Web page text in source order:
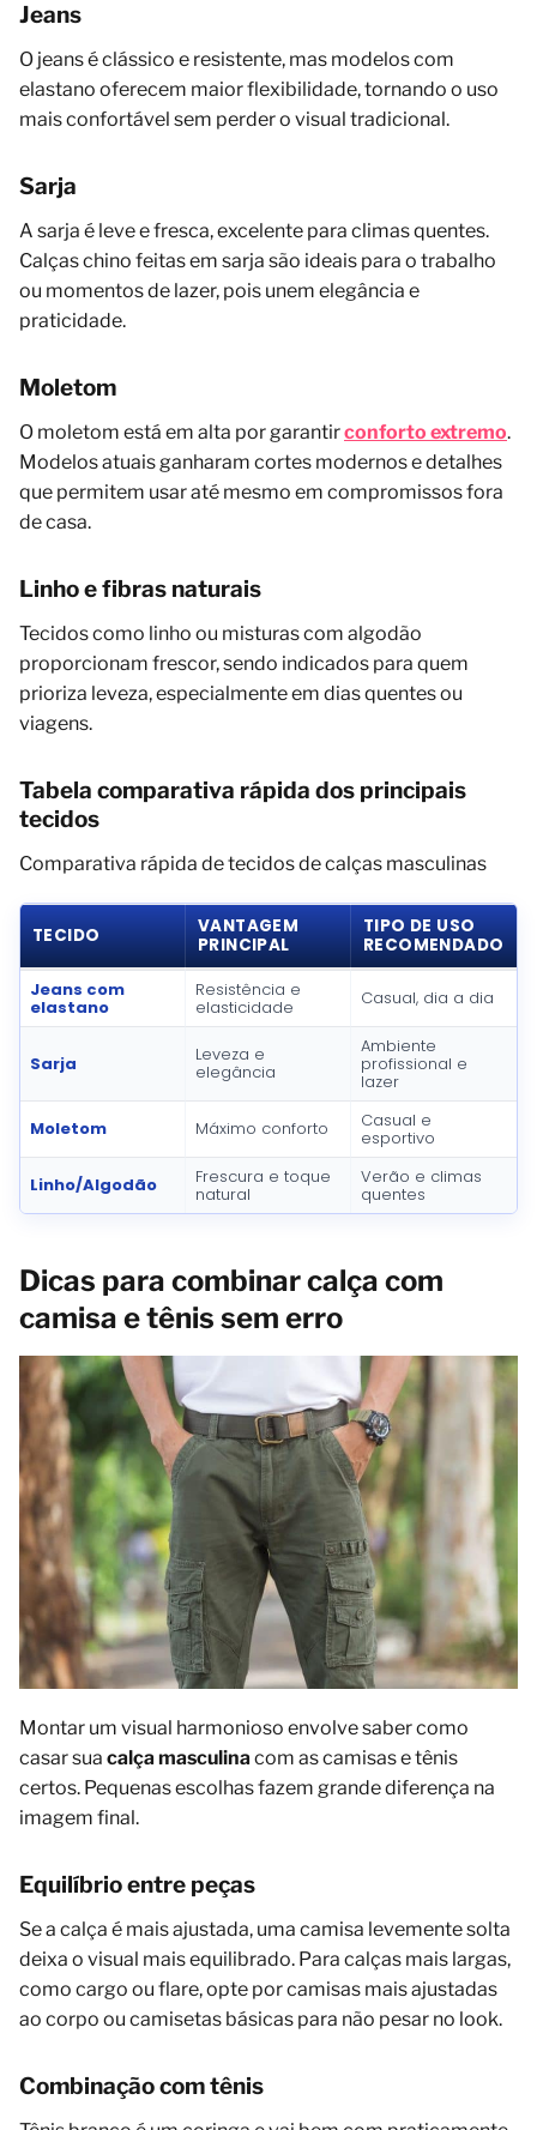
Jeans
O jeans é clássico e resistente, mas modelos com
elastano oferecem maior flexibilidade, tornando o uso
mais confortável sem perder o visual tradicional.
Sarja
A sarja é leve e fresca, excelente para climas quentes.
Calças chino feitas em sarja são ideais para o trabalho
ou momentos de lazer, pois unem elegância e
praticidade.
Moletom
O moletom está em alta por garantirconforto extremo.
Modelos atuais ganharam cortes modernos e detalhes
que permitem usar até mesmo em compromissos fora
de casa.
Linho e fibras naturais
Tecidos como linho ou misturas com algodão
proporcionam frescor, sendo indicados para quem
prioriza leveza, especialmente em dias quentes ou
viagens.
Tabela comparativa rápida dos principais
tecidos
Comparativa rápida de tecidos de calças masculinas
TECIDO
VANTAGEM
PRINCIPAL
TIPO DE USO
RECOMENDADO
Jeans com
elastano
Resistência e
elasticidade Casual, dia a dia
Sarja Leveza e
elegância
Ambiente
profissional e
lazer
Moletom Máximo conforto Casual e
esportivo
Linho/Algodão Frescura e toque
natural
Verão e climas
quentes
Dicas para combinar calça com
camisa e tênis sem erro
Montar um visual harmonioso envolve saber como
casar sua calça masculinacom as camisas e tênis
certos. Pequenas escolhas fazem grande diferença na
imagem final.
Equilíbrio entre peças
Se a calça é mais ajustada, uma camisa levemente solta
deixa o visual mais equilibrado. Para calças mais largas,
como cargo ou flare, opte por camisas mais ajustadas
ao corpo ou camisetas básicas para não pesar no look.
Combinação com tênis